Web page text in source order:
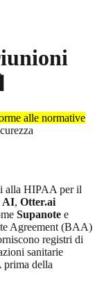
alle normative
alla HIPAA per il
AI, Otter.ai
Supanote e
Agreement (BAA)
registri di
sanitarie
della